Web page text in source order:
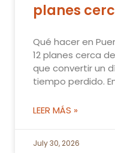
planes
Qué hacer en
12 planes cerca
que convertir un
tiempo perdido.
LEER MÁS »
July 30, 2026